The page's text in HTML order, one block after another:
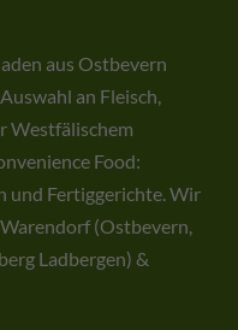
aus Ostbevern
an Fleisch,
Westfälischem
Food:
und Fertiggerichte. Wir
(Ostbevern,
Ladbergen) &